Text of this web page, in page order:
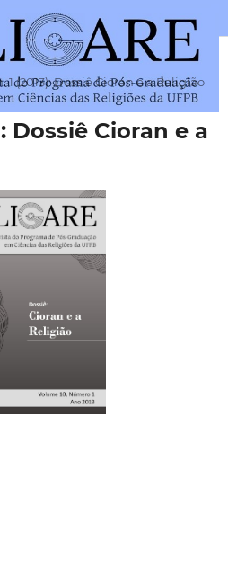
1 (2013): Dossiê Cioran e a Religião
Dossiê Cioran e a